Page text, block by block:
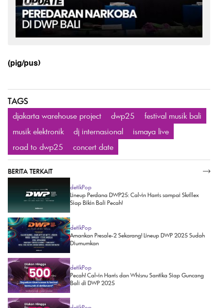
(pig/pus)
TAGS
djakarta warehouse project dwp25
festival musik bali
musik elektronik
dj internasional
ismaya live
road to dwp25
concert date
BERITA TERKAIT
detikPop
Lineup Perdana DWP25: Calvin Harris sampai Skrillex
Siap Bikin Bali Pecah!
detikPop
Amankan Presale-2 Sekarang! Lineup DWP 2025 Sudah
Diumumkan
detikPop
Pecah! Calvin Harris dan Whisnu Santika Siap Guncang
Bali di DWP 2025